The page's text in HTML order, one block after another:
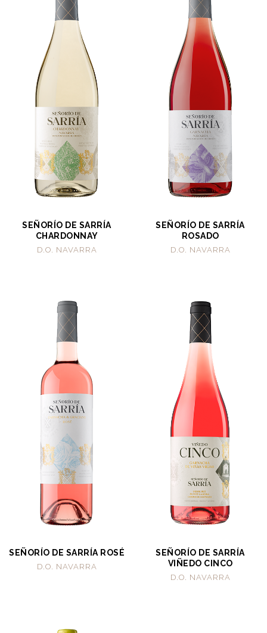
SEÑORÍO DE SARRÍA
CHARDONNAY
D.O. NAVARRA
SEÑORÍO DE SARRÍA
ROSADO
D.O. NAVARRA
SEÑORÍO DE SARRÍA ROSÉ
D.O. NAVARRA
SEÑORÍO DE SARRÍA
VIÑEDO CINCO
D.O. NAVARRA